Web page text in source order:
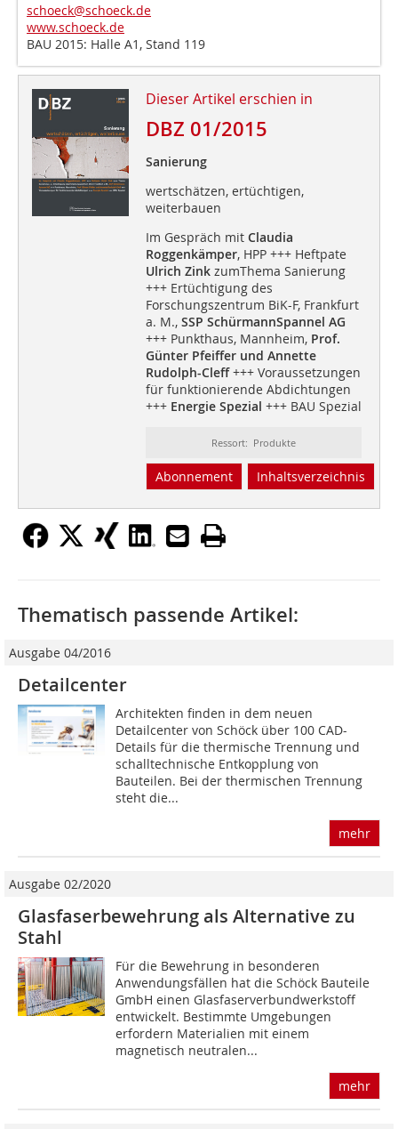
schoeck@schoeck.de
www.schoeck.de
BAU 2015: Halle A1, Stand 119
Dieser Artikel erschien in
DBZ 01/2015
Sanierung
wertschätzen, ertüchtigen,
weiterbauen
Im Gespräch mit Claudia
Roggenkämper, HPP +++ Heftpate
Ulrich ZinkzumThema Sanierung
+++ Ertüchtigung des
Forschungszentrum BiK-F, Frankfurt
a. M., SSP SchürmannSpannel AG
+++ Punkthaus, Mannheim, Prof.
Günter Pfeiffer und Annette
Rudolph-Cleff+++ Voraussetzungen
für funktionierende Abdichtungen
+++ Energie Spezial +++ BAU Spezial
Ressort: Produkte
Abonnement Inhaltsverzeichnis
Thematisch passende Artikel:
Ausgabe 04/2016
Detailcenter
Architekten finden in dem neuen
Detailcenter von Schöck über 100 CAD-
Details für die thermische Trennung und
schalltechnische Entkopplung von
Bauteilen. Bei der thermischen Trennung
steht die...
mehr
Ausgabe 02/2020
Glasfaserbewehrung als Alternative zu
Stahl
Für die Bewehrung in besonderen
Anwendungsfällen hat die Schöck Bauteile
GmbH einen Glasfaserverbundwerkstoff
entwickelt. Bestimmte Umgebungen
erfordern Materialien mit einem
magnetisch neutralen...
mehr